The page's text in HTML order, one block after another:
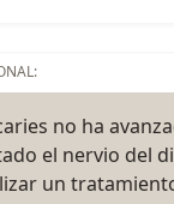
no ha
el nervio del
un